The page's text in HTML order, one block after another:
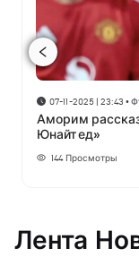
07-11-2025 | 23:43 •
Аморим
Юнайтед»
144 Просмотры
Лента